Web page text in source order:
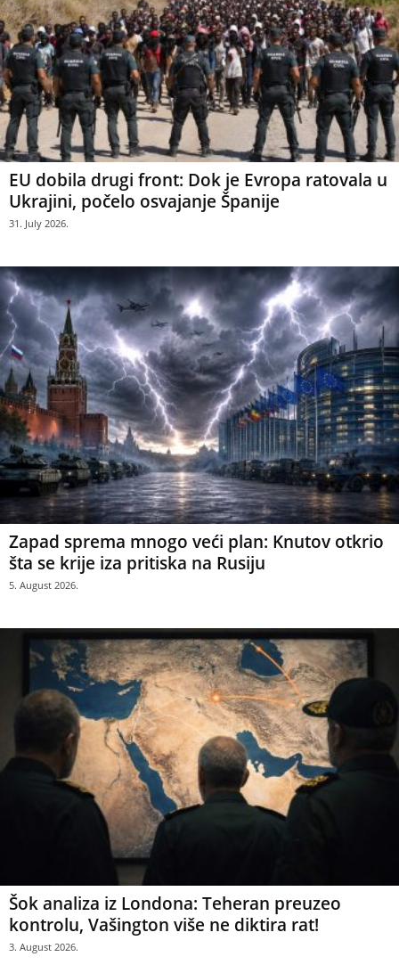
EU dobila drugi front: Dok je Evropa ratovala u
Ukrajini, počelo osvajanje Španije
31. July 2026.
Zapad sprema mnogo veći plan: Knutov otkrio
šta se krije iza pritiska na Rusiju
5. August 2026.
Šok analiza iz Londona: Teheran preuzeo
kontrolu, Vašington više ne diktira rat!
3. August 2026.